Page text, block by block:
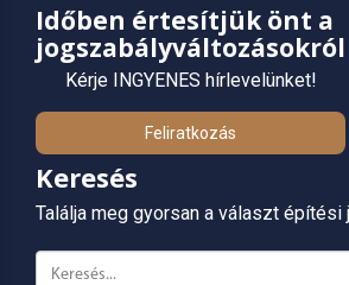
Időben értesítjük önt a
jogszabályváltozásokról
Kérje INGYENES hírlevelünket!
Feliratkozás
Keresés
Találja meg gyorsan a választ